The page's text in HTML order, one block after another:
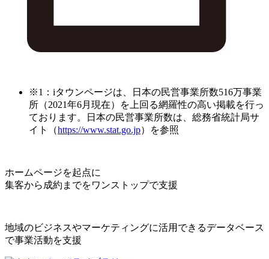
※1：iタウンページは、日本の民営事業所数516万事業
所（2021年6月現在）を上回る網羅性の高い掲載を行っ
ております。日本の民営事業所数は、総務省統計局サ
イト（https://www.stat.go.jp）を参照
ホームページを起点に
集客から成約までをワンストップで支援
地域のビジネスやマーケティングに活用できるデータベース
で事業活動を支援